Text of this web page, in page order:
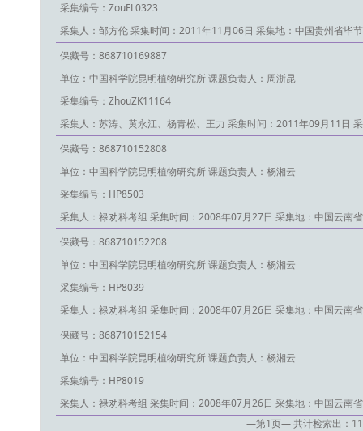
采集编号：ZouFL0323
采集人：邹方伦 采集时间：2011年11月06日 采集地：中国贵州省毕
保藏号：868710169887
单位：中国科学院昆明植物研究所 课题负责人：周浙昆
采集编号：ZhouZK11164
采集人：苏涛、黄永江、杨青松、王力 采集时间：2011年09月11日
保藏号：868710152808
单位：中国科学院昆明植物研究所 课题负责人：杨湘云
采集编号：HP8503
采集人：禄劝科考组 采集时间：2008年07月27日 采集地：中国云南
保藏号：868710152208
单位：中国科学院昆明植物研究所 课题负责人：杨湘云
采集编号：HP8039
采集人：禄劝科考组 采集时间：2008年07月26日 采集地：中国云南
保藏号：868710152154
单位：中国科学院昆明植物研究所 课题负责人：杨湘云
采集编号：HP8019
采集人：禄劝科考组 采集时间：2008年07月26日 采集地：中国云南
—第1页— 共计检索出： 11